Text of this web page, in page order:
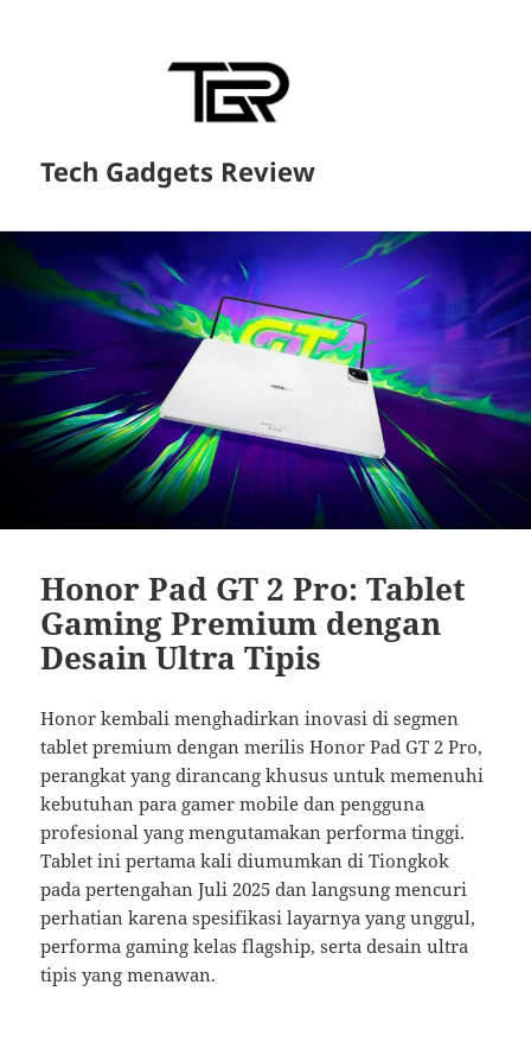
Tech Gadgets Review
Honor Pad GT 2 Pro: Tablet
Gaming Premium dengan
Desain Ultra Tipis
Honor kembali menghadirkan inovasi di segmen
tablet premium dengan merilis Honor Pad GT 2 Pro,
perangkat yang dirancang khusus untuk memenuhi
kebutuhan para gamer mobile dan pengguna
profesional yang mengutamakan performa tinggi.
Tablet ini pertama kali diumumkan di Tiongkok
pada pertengahan Juli 2025 dan langsung mencuri
perhatian karena spesifikasi layarnya yang unggul,
performa gaming kelas flagship, serta desain ultra
tipis yang menawan.